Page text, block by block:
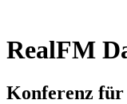
RealFM
Konferenz für